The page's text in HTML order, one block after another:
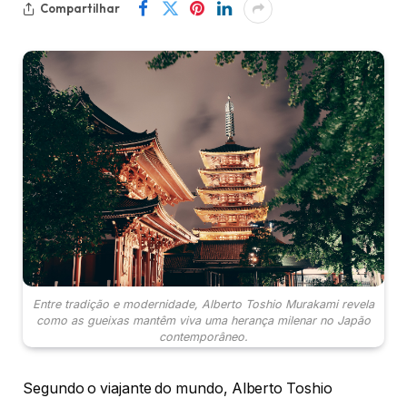
Compartilhar
Entre tradição e modernidade, Alberto Toshio Murakami revela
como as gueixas mantêm viva uma herança milenar no Japão
contemporâneo.
Segundo o viajante do mundo, Alberto Toshio